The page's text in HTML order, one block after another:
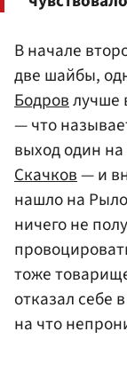
В начале
две шайбы,
Бодровлучше
— что
выход один
Скачков— и
нашло на
ничего не
тоже
отказал себе
на что